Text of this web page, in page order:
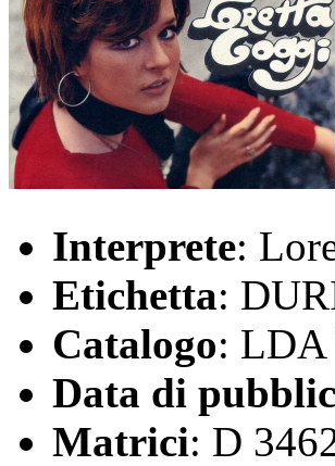
Interprete:
Etichetta:
Catalogo: LDA
Data di
Matrici: D